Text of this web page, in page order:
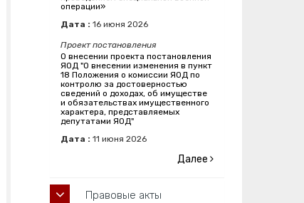
операции»
Дата : 16 июня 2026
Проект постановления
О внесении проекта постановления
ЯОД "О внесении изменения в пункт
18 Положения о комиссии ЯОД по
контролю за достоверностью
сведений о доходах, об имуществе
и обязательствах имущественного
характера, представляемых
депутатами ЯОД"
Дата : 11 июня 2026
Далее
Правовые акты